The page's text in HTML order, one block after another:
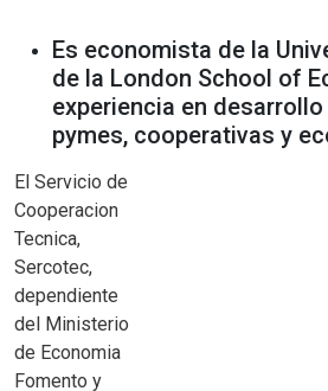
Es economista de la
de la London School of
experiencia en
pymes, cooperativas y
El Servicio de
Cooperacion
Tecnica,
Sercotec,
dependiente
del Ministerio
de Economia
Fomento y